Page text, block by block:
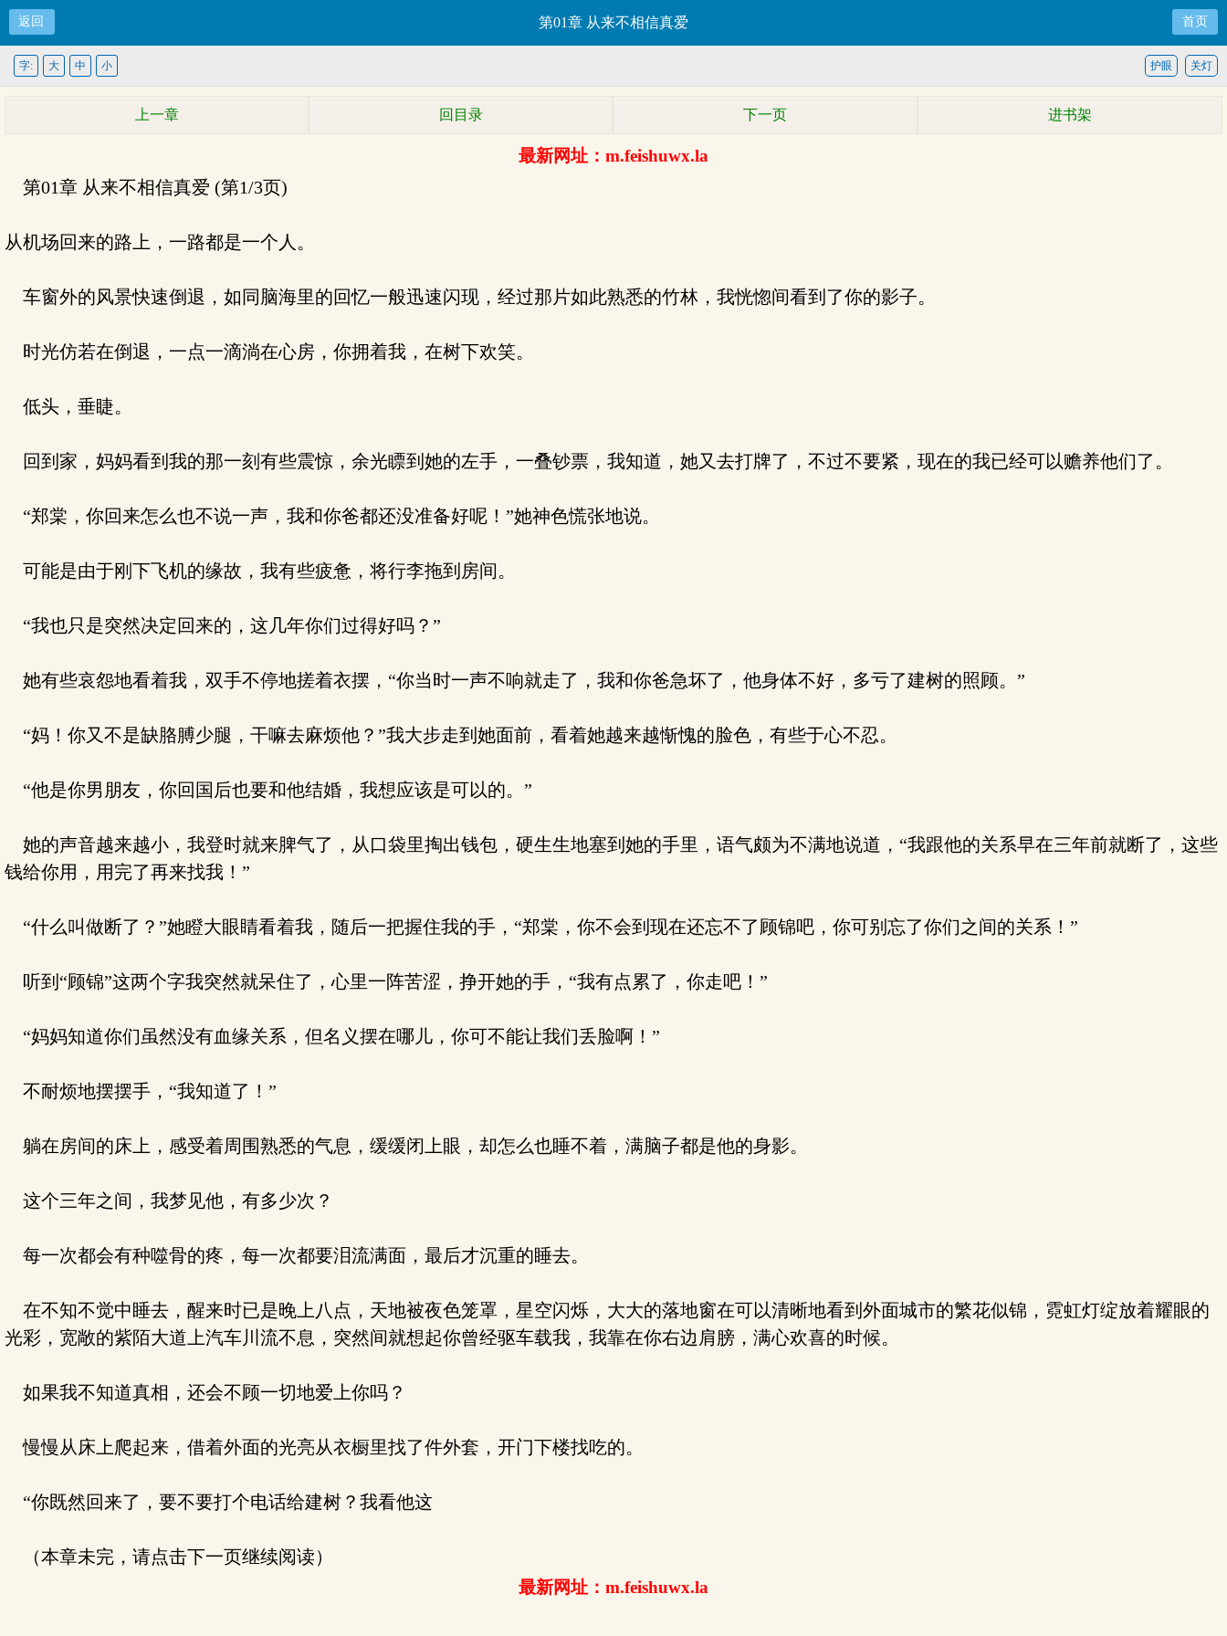
返回 第01章 从来不相信真爱 首页
关灯
护眼
字: 大 中 小
上一章 回目录 下一页 进书架
最新网址：m.feishuwx.la
第01章 从来不相信真爱 (第1/3页)
从机场回来的路上，一路都是一个人。
车窗外的风景快速倒退，如同脑海里的回忆一般迅速闪现，经过那片如此熟悉的竹林，我恍惚间看到了你的影子。
时光仿若在倒退，一点一滴淌在心房，你拥着我，在树下欢笑。
低头，垂睫。
回到家，妈妈看到我的那一刻有些震惊，余光瞟到她的左手，一叠钞票，我知道，她又去打牌了，不过不要紧，现在的我已经可以赡养他们了。
“郑棠，你回来怎么也不说一声，我和你爸都还没准备好呢！”她神色慌张地说。
可能是由于刚下飞机的缘故，我有些疲惫，将行李拖到房间。
“我也只是突然决定回来的，这几年你们过得好吗？”
她有些哀怨地看着我，双手不停地搓着衣摆，“你当时一声不响就走了，我和你爸急坏了，他身体不好，多亏了建树的照顾。”
“妈！你又不是缺胳膊少腿，干嘛去麻烦他？”我大步走到她面前，看着她越来越惭愧的脸色，有些于心不忍。
“他是你男朋友，你回国后也要和他结婚，我想应该是可以的。”
她的声音越来越小，我登时就来脾气了，从口袋里掏出钱包，硬生生地塞到她的手里，语气颇为不满地说道，“我跟他的关系早在三年前就断了，这些
钱给你用，用完了再来找我！”
“什么叫做断了？”她瞪大眼睛看着我，随后一把握住我的手，“郑棠，你不会到现在还忘不了顾锦吧，你可别忘了你们之间的关系！”
听到“顾锦”这两个字我突然就呆住了，心里一阵苦涩，挣开她的手，“我有点累了，你走吧！”
“妈妈知道你们虽然没有血缘关系，但名义摆在哪儿，你可不能让我们丢脸啊！”
不耐烦地摆摆手，“我知道了！”
躺在房间的床上，感受着周围熟悉的气息，缓缓闭上眼，却怎么也睡不着，满脑子都是他的身影。
这个三年之间，我梦见他，有多少次？
每一次都会有种噬骨的疼，每一次都要泪流满面，最后才沉重的睡去。
在不知不觉中睡去，醒来时已是晚上八点，天地被夜色笼罩，星空闪烁，大大的落地窗在可以清晰地看到外面城市的繁花似锦，霓虹灯绽放着耀眼的
光彩，宽敞的紫陌大道上汽车川流不息，突然间就想起你曾经驱车载我，我靠在你右边肩膀，满心欢喜的时候。
如果我不知道真相，还会不顾一切地爱上你吗？
慢慢从床上爬起来，借着外面的光亮从衣橱里找了件外套，开门下楼找吃的。
“你既然回来了，要不要打个电话给建树？我看他这
（本章未完，请点击下一页继续阅读）
最新网址：m.feishuwx.la